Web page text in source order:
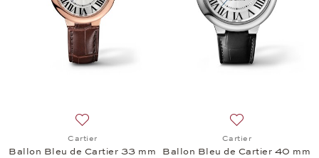
Cartier
Ballon Bleu de Cartier 33 mm
Cartier
Ballon Bleu de Cartier 40 mm